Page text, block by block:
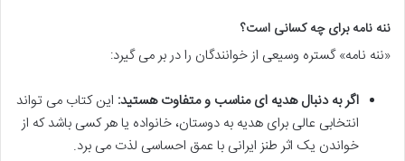
ننه نامه برای چه کسانی است؟
«ننه نامه» گستره وسیعی از خوانندگان را در بر می گیرد:
اگر به دنبال هدیه ای مناسب و متفاوت هستید: این کتاب می تواند
انتخابی عالی برای هدیه به دوستان، خانواده یا هر کسی باشد که از
خواندن یک اثر طنز ایرانی با عمق احساسی لذت می برد.